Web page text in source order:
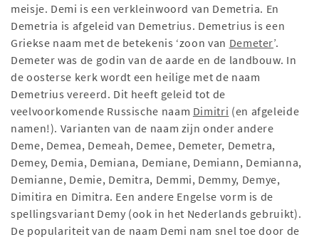
meisje. Demi is een verkleinwoord van Demetria. En
Demetria is afgeleid van Demetrius. Demetrius is een
Griekse naam met de betekenis ‘zoon van Demeter’.
Demeter was de godin van de aarde en de landbouw. In
de oosterse kerk wordt een heilige met de naam
Demetrius vereerd. Dit heeft geleid tot de
veelvoorkomende Russische naam Dimitri (en afgeleide
namen!). Varianten van de naam zijn onder andere
Deme, Demea, Demeah, Demee, Demeter, Demetra,
Demey, Demia, Demiana, Demiane, Demiann, Demianna,
Demianne, Demie, Demitra, Demmi, Demmy, Demye,
Dimitira en Dimitra. Een andere Engelse vorm is de
spellingsvariant Demy (ook in het Nederlands gebruikt).
De populariteit van de naam Demi nam snel toe door de